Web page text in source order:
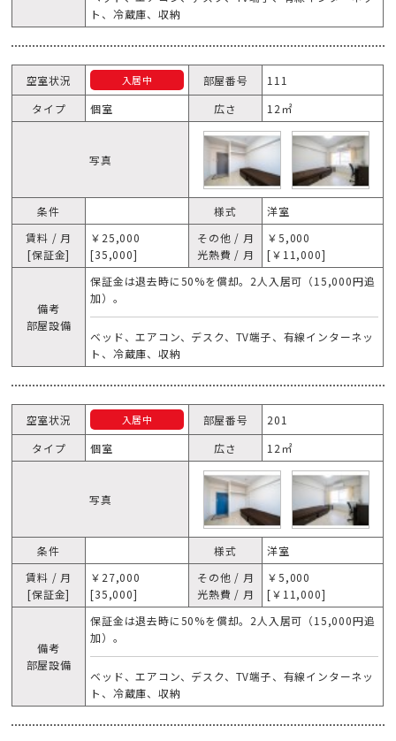
ト、冷蔵庫、収納
空室状況 入居中 部屋番号
111
タイプ
個室 広さ 12㎡
写真
条件 様式
洋室
賃料 / 月
[保証金]
￥25,000
[35,000]
その他 / 月
光熱費 / 月
￥5,000
[￥11,000]
備考
部屋設備
保証金は退去時に50%を償却。2人入居可（15,000円追
加）。
ベッド、エアコン、デスク、TV端子、有線インターネッ
ト、冷蔵庫、収納
空室状況 入居中 部屋番号
201
タイプ
個室 広さ 12㎡
写真
条件 様式
洋室
賃料 / 月
[保証金]
￥27,000
[35,000]
その他 / 月
光熱費 / 月
￥5,000
[￥11,000]
備考
部屋設備
保証金は退去時に50%を償却。2人入居可（15,000円追
加）。
ベッド、エアコン、デスク、TV端子、有線インターネッ
ト、冷蔵庫、収納